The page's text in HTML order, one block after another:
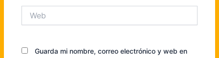
Guarda mi nombre, correo electrónico y web en